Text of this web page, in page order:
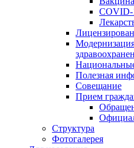
COVID-
Полезная
Совещание
Прием
Структура
Фотогалерея